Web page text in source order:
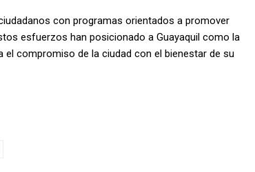
con programas orientados a promover
esfuerzos han posicionado a Guayaquil como la
compromiso de la ciudad con el bienestar de su